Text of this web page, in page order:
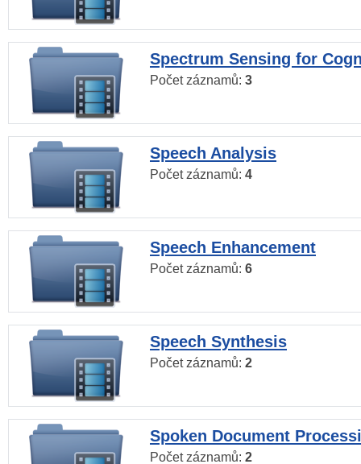
Spectrum Sensing for
Počet záznamů: 3
Speech Analysis
Počet záznamů: 4
Speech Enhancement
Počet záznamů: 6
Speech Synthesis
Počet záznamů: 2
Spoken Document
Počet záznamů: 2